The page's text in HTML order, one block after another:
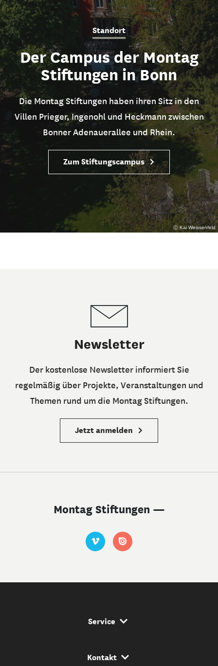
Standort
Der Campus der Montag
Stiftungen in Bonn
Die Montag Stiftungen haben ihren Sitz in den
Villen Prieger, Ingenohl und Heckmann zwischen
Bonner Adenauerallee und Rhein.
Zum Stiftungscampus
Ⓒ Kai Weissenfeld
Newsletter
Der kostenlose Newsletter informiert Sie
regelmäßig über Projekte, Veranstaltungen und
Themen rund um die Montag Stiftungen.
Jetzt anmelden
Montag Stiftungen —
Service Navigation
Service
Kontakt Navigation
Kontakt